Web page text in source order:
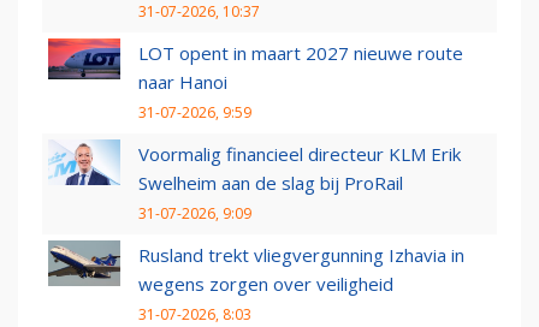
31-07-2026, 10:37
LOT opent in maart 2027 nieuwe route
naar Hanoi
31-07-2026, 9:59
Voormalig financieel directeur KLM Erik
Swelheim aan de slag bij ProRail
31-07-2026, 9:09
Rusland trekt vliegvergunning Izhavia in
wegens zorgen over veiligheid
31-07-2026, 8:03